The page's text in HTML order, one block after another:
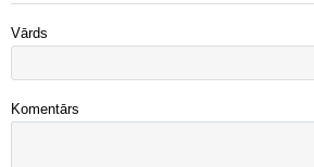
Vārds
Komentārs